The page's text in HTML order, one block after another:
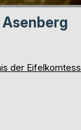
Asenberg
der Eifelkomtess